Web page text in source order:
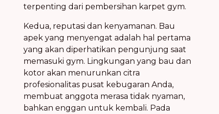
terpenting dari pembersihan karpet gym.
Kedua, reputasi dan kenyamanan. Bau
apek yang menyengat adalah hal pertama
yang akan diperhatikan pengunjung saat
memasuki gym. Lingkungan yang bau dan
kotor akan menurunkan citra
profesionalitas pusat kebugaran Anda,
membuat anggota merasa tidak nyaman,
bahkan enggan untuk kembali. Pada